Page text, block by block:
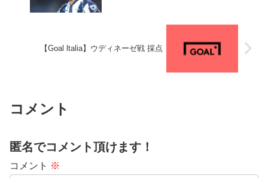
【Goal ltalia】ウディネーゼ戦 採点
コメント
匿名でコメント頂けます！
コメント ※